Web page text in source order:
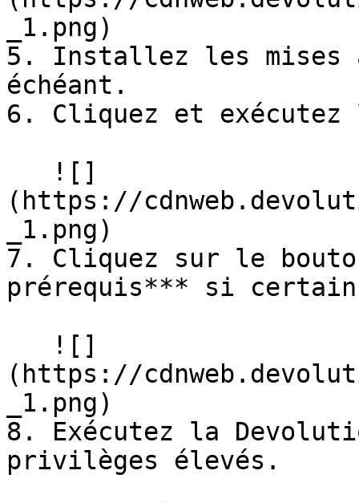
_1.png)
5. Installez les mises
échéant.
6. Cliquez et
(https://
_1.png)
7. Cliquez sur le
prérequis*** si
(https://
_1.png)
8. Exécutez la
privilèges élevés.